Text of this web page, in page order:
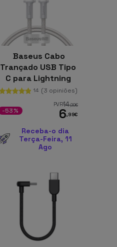
Baseus Cabo
Trançado USB Tipo
C para Lightning
Apple 20W 1m
14 (3 opiniões)
PVR14,99€
6,99€
-53%
Receba-o dia
Terça-Feira, 11
Ago